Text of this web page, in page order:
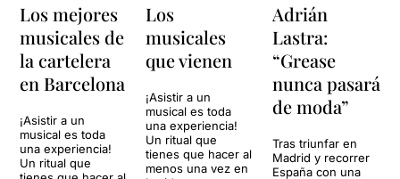
Los mejores
musicales de
la cartelera
en Barcelona
¡Asistir a un
musical es toda
una experiencia!
Un ritual que
Los
musicales
que vienen
¡Asistir a un
musical es toda
una experiencia!
Un ritual que
tienes que hacer al
menos una vez en
Adrián
Lastra:
“Grease
nunca pasará
de moda”
Tras triunfar en
Madrid y recorrer
España con una